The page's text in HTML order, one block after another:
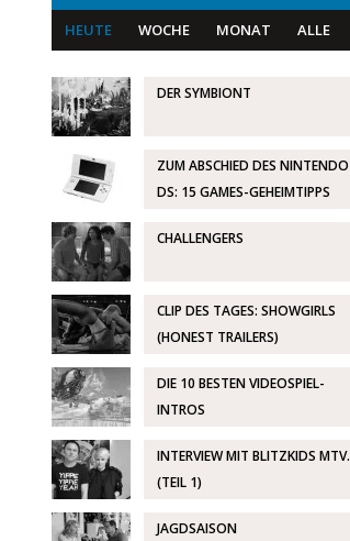
HEUTE WOCHE MONAT ALLE
DER SYMBIONT
ZUM ABSCHIED DES NINTENDO
DS: 15 GAMES-GEHEIMTIPPS
CHALLENGERS
CLIP DES TAGES: SHOWGIRLS
(HONEST TRAILERS)
DIE 10 BESTEN VIDEOSPIEL-
INTROS
INTERVIEW MIT BLITZKIDS MTV.
(TEIL 1)
JAGDSAISON